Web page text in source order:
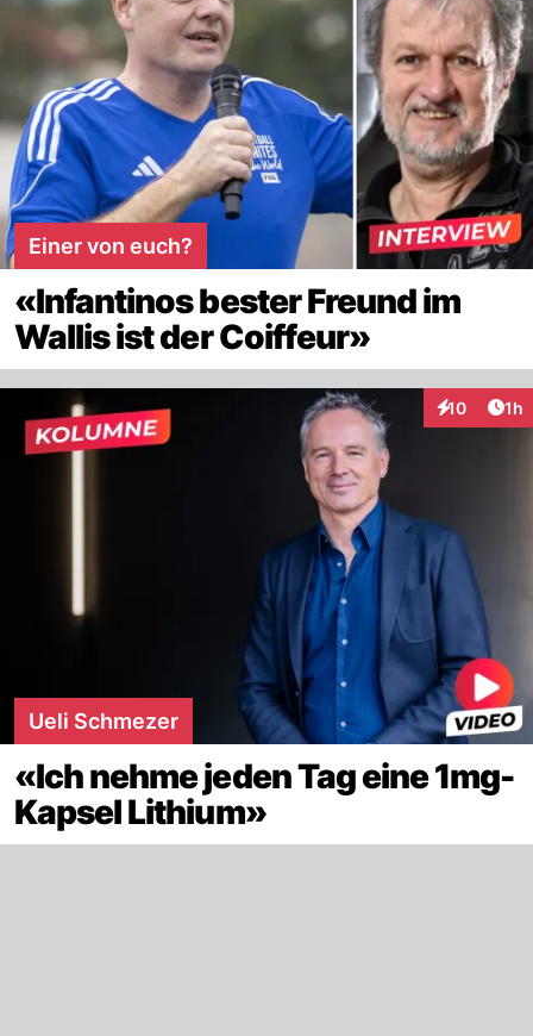
Einer von euch?
«Infantinos bester Freund im
Wallis ist der Coiffeur»
10 1h
Ueli Schmezer
«Ich nehme jeden Tag eine 1mg-
Kapsel Lithium»